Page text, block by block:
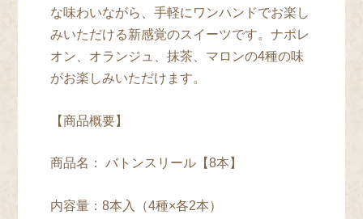
な味わいながら、手軽にワンハンドでお楽し
みいただける新感覚のスイーツです。ナポレ
オン、オランジュ、抹茶、マロンの4種の味
がお楽しみいただけます。
【商品概要】
商品名： バトンスリール【8本】
内容量：8本入（4種×各2本）